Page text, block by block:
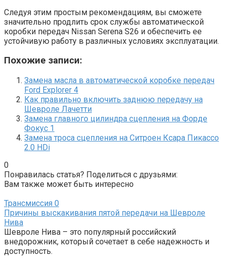
Следуя этим простым рекомендациям, вы сможете
значительно продлить срок службы автоматической
коробки передач Nissan Serena S26 и обеспечить ее
устойчивую работу в различных условиях эксплуатации.
Похожие записи:
Замена масла в автоматической коробке передач
Ford Explorer 4
Как правильно включить заднюю передачу на
Шевроле Лачетти
Замена главного цилиндра сцепления на Форде
Фокус 1
Замена троса сцепления на Ситроен Ксара Пикассо
2.0 HDi
0
Понравилась статья? Поделиться с друзьями:
Вам также может быть интересно
Трансмиссия 0
Причины выскакивания пятой передачи на Шевроле
Нива
Шевроле Нива – это популярный российский
внедорожник, который сочетает в себе надежность и
доступность.